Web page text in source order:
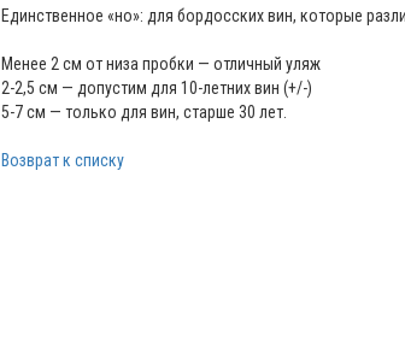
Единственное «но»: для бордосских вин, которые
Менее 2 см от низа пробки — отличный уляж
2-2,5 см — допустим для 10-летних вин (+/-)
5-7 см — только для вин, старше 30 лет.
Возврат к списку